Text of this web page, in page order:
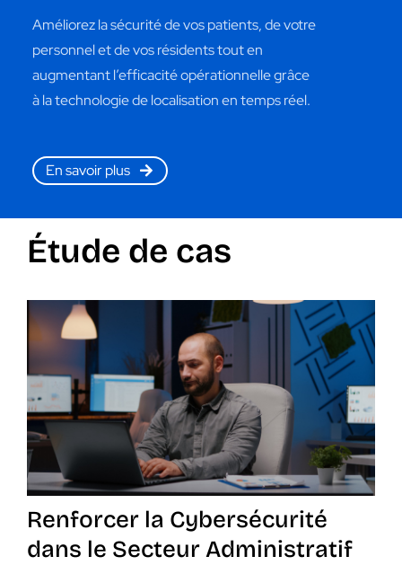
Améliorez la sécurité de vos patients, de votre
personnel et de vos résidents tout en
augmentant l’efficacité opérationnelle grâce
à la technologie de localisation en temps réel.
En savoir plus
Étude de cas
Renforcer la Cybersécurité
dans le Secteur Administratif